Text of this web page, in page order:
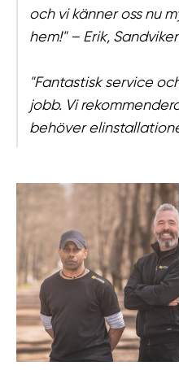
och vi känner oss nu
hem!" – Erik,
"Fantastisk service
jobb. Vi
behöver